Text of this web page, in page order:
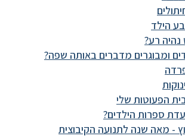
הילד
נהיה רע?
ומבוגרים מדברים באותה שפה?
הפעוטות שלי
ספרות הילדים?
- מאה שנה לתנועה הקיבוצית